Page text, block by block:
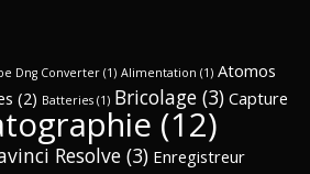
Dng Converter (1) Alimentation (1) Atomos
(2) Batteries (1) Bricolage (3) Capture
(12)
Resolve (3) Enregistreur